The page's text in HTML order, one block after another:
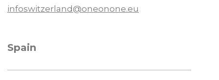
infoswitzerland@oneonone.eu
Spain